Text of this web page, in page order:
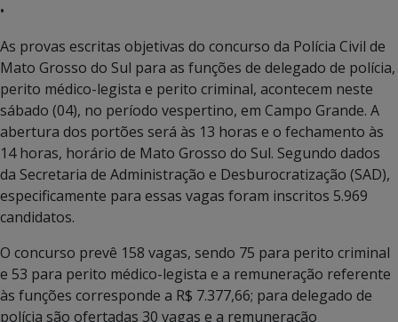
•
As provas escritas objetivas do concurso da Polícia Civil de
Mato Grosso do Sul para as funções de delegado de polícia,
perito médico-legista e perito criminal, acontecem neste
sábado (04), no período vespertino, em Campo Grande. A
abertura dos portões será às 13 horas e o fechamento às
14 horas, horário de Mato Grosso do Sul. Segundo dados
da Secretaria de Administração e Desburocratização (SAD),
especificamente para essas vagas foram inscritos 5.969
candidatos.
O concurso prevê 158 vagas, sendo 75 para perito criminal
e 53 para perito médico-legista e a remuneração referente
às funções corresponde a R$ 7.377,66; para delegado de
polícia são ofertadas 30 vagas e a remuneração